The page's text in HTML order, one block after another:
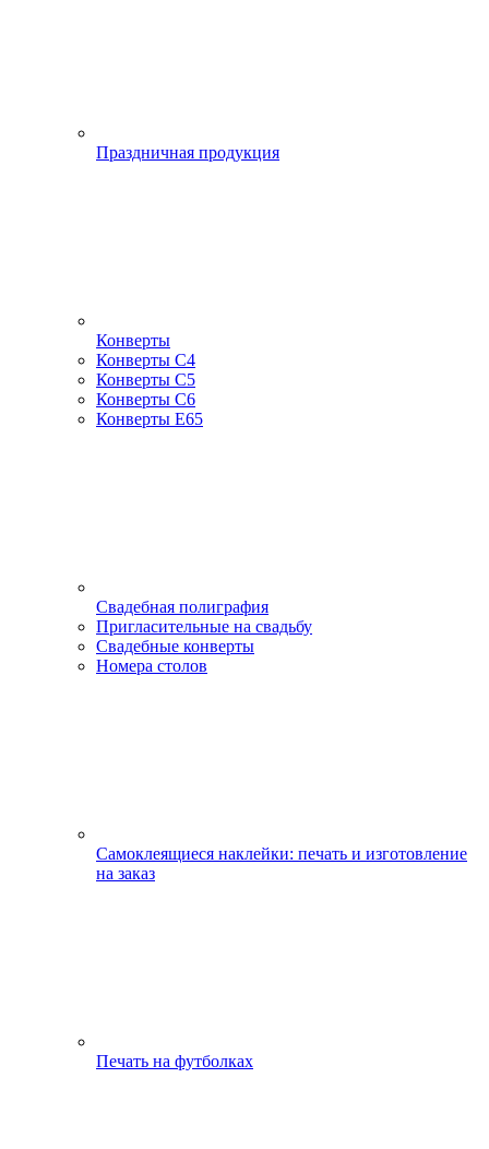
Праздничная продукция
Конверты
Конверты С4
Конверты С5
Конверты С6
Конверты Е65
Свадебная полиграфия
Пригласительные на свадьбу
Свадебные конверты
Номера столов
Самоклеящиеся наклейки: печать и изготовление
на заказ
Печать на футболках